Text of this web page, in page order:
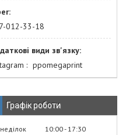
012-33-18
ppomegaprint
Графік роботи
10:00 17:30